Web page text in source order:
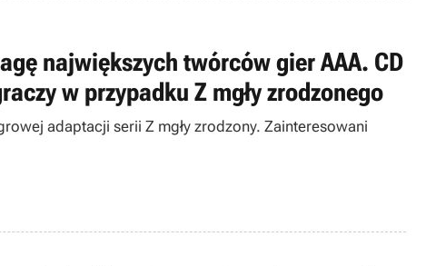
największych twórców gier AAA. CD
w przypadku Z mgły zrodzonego
adaptacji serii Z mgły zrodzony. Zainteresowani